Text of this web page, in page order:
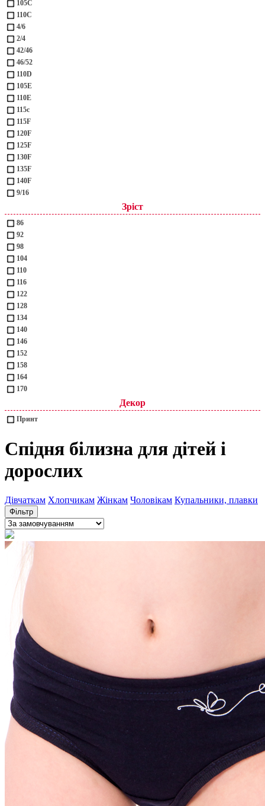
105С
110С
4/6
2/4
42/46
46/52
110D
105Е
110Е
115с
115F
120F
125F
130F
135F
140F
9/16
Зріст
86
92
98
104
110
116
122
128
134
140
146
152
158
164
170
Декор
Принт
Спідня білизна для дітей і
дорослих
Дівчаткам Хлопчикам Жінкам Чоловікам Купальники, плавки
Фільтр